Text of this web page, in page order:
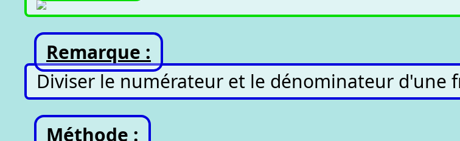
Remarque :
Diviser le numérateur et le dénominateur d'une
Méthode :